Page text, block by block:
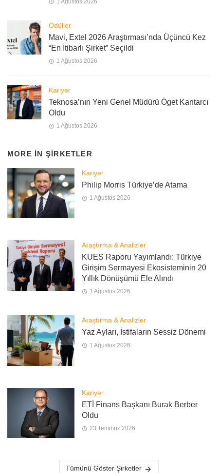
Ödüller
Mavi, Extel 2026 Araştırması’nda Üçüncü Kez
“En İtibarlı Şirket” Seçildi
1 Ağustos 2026
Kariyer
Teknosa’nın Yeni Genel Müdürü Öget Kantarcı
Oldu
1 Ağustos 2026
MORE IN ŞIRKETLER
Kariyer
Philip Morris Türkiye’de Atama
1 Ağustos 2026
Araştırma & Analizler
KUES Raporu Yayımlandı: Türkiye
Girişim Sermayesi Ekosisteminin 20
Yıllık Dönüşümü Ele Alındı
1 Ağustos 2026
Araştırma & Analizler
Yaz Ayları, İstifaların Sessiz Dönemi
1 Ağustos 2026
Kariyer
ETİ Finans Başkanı Burak Berber
Oldu
23 Temmuz 2026
Tümünü Göster Şirketler